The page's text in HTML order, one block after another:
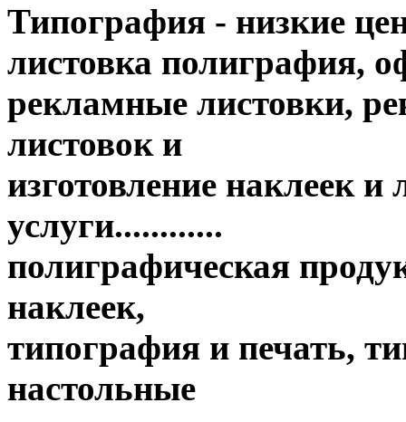
Типография - низкие
листовка полиграфия,
рекламные листовки,
листовок и
изготовление наклеек
услуги............
полиграфическая
наклеек,
типография и печать,
настольные